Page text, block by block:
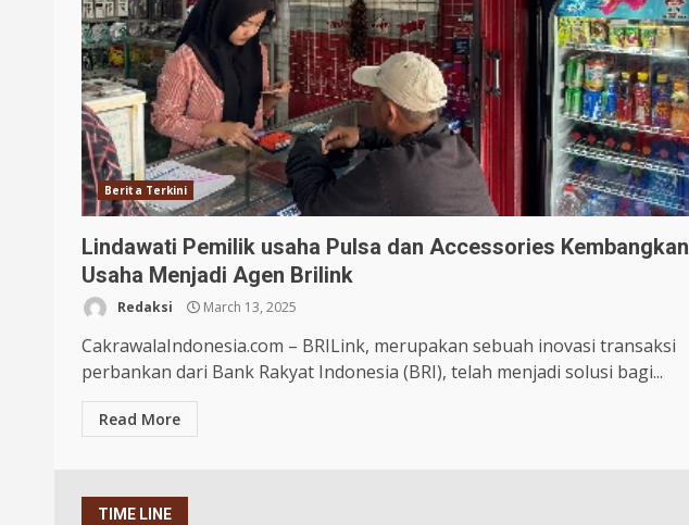
Berita Terkini
Lindawati Pemilik usaha Pulsa dan Accessories Kembangkan
Usaha Menjadi Agen Brilink
Redaksi March 13, 2025
CakrawalaIndonesia.com – BRILink, merupakan sebuah inovasi transaksi
perbankan dari Bank Rakyat Indonesia (BRI), telah menjadi solusi bagi...
Read More
TIME LINE